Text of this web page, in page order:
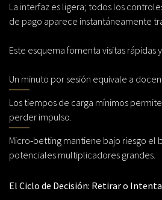
La interfaz es ligera; todos los
de pago aparece instantáneamente
Este esquema fomenta visitas rápidas
Un minuto por sesión equivale a
Los tiempos de carga mínimos
perder impulso.
Micro‑betting mantiene bajo riesgo el
potenciales multiplicadores grandes.
El Ciclo de Decisión: Retirar o